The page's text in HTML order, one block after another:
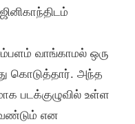
வாங்காமல் ஒரு
கொடுத்தார். அந்த
படக்குழுவில் உள்ள
என